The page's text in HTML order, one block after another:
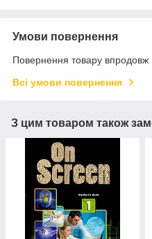
Умови повернення
Повернення товару впродовж
Всі умови повернення
З цим товаром також